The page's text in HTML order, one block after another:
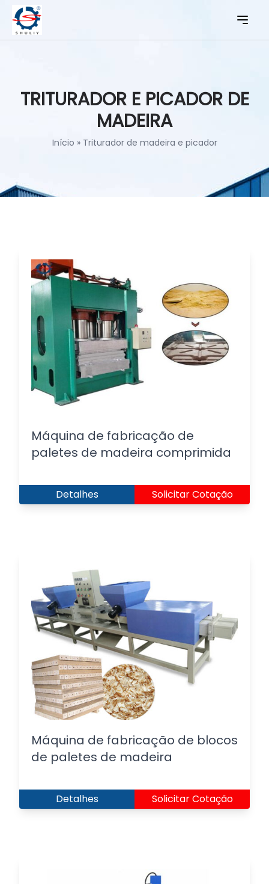
TRITURADOR E PICADOR DE
MADEIRA
Início » Triturador de madeira e picador
Máquina de fabricação de
paletes de madeira comprimida
Detalhes Solicitar Cotação
Máquina de fabricação de blocos
de paletes de madeira
Detalhes Solicitar Cotação